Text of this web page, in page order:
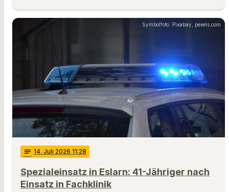
Symbolfoto: Pixabay, pexels.com
notes 14. Juli 2026 11:28
Spezialeinsatz in Eslarn: 41-Jähriger nach
Einsatz in Fachklinik